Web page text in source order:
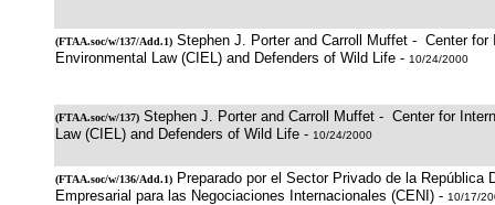
(FTAA.soc/w/137/Add.1) Stephen J. Porter and Carroll Muffet - Center for
Environmental Law (CIEL) and Defenders of Wild Life - 10/24/2000
(FTAA.soc/w/137) Stephen J. Porter and Carroll Muffet - Center for
Law (CIEL) and Defenders of Wild Life - 10/24/2000
(FTAA.soc/w/136/Add.1) Preparado por el Sector Privado de la República
Empresarial para las Negociaciones Internacionales (CENI) - 10/17/